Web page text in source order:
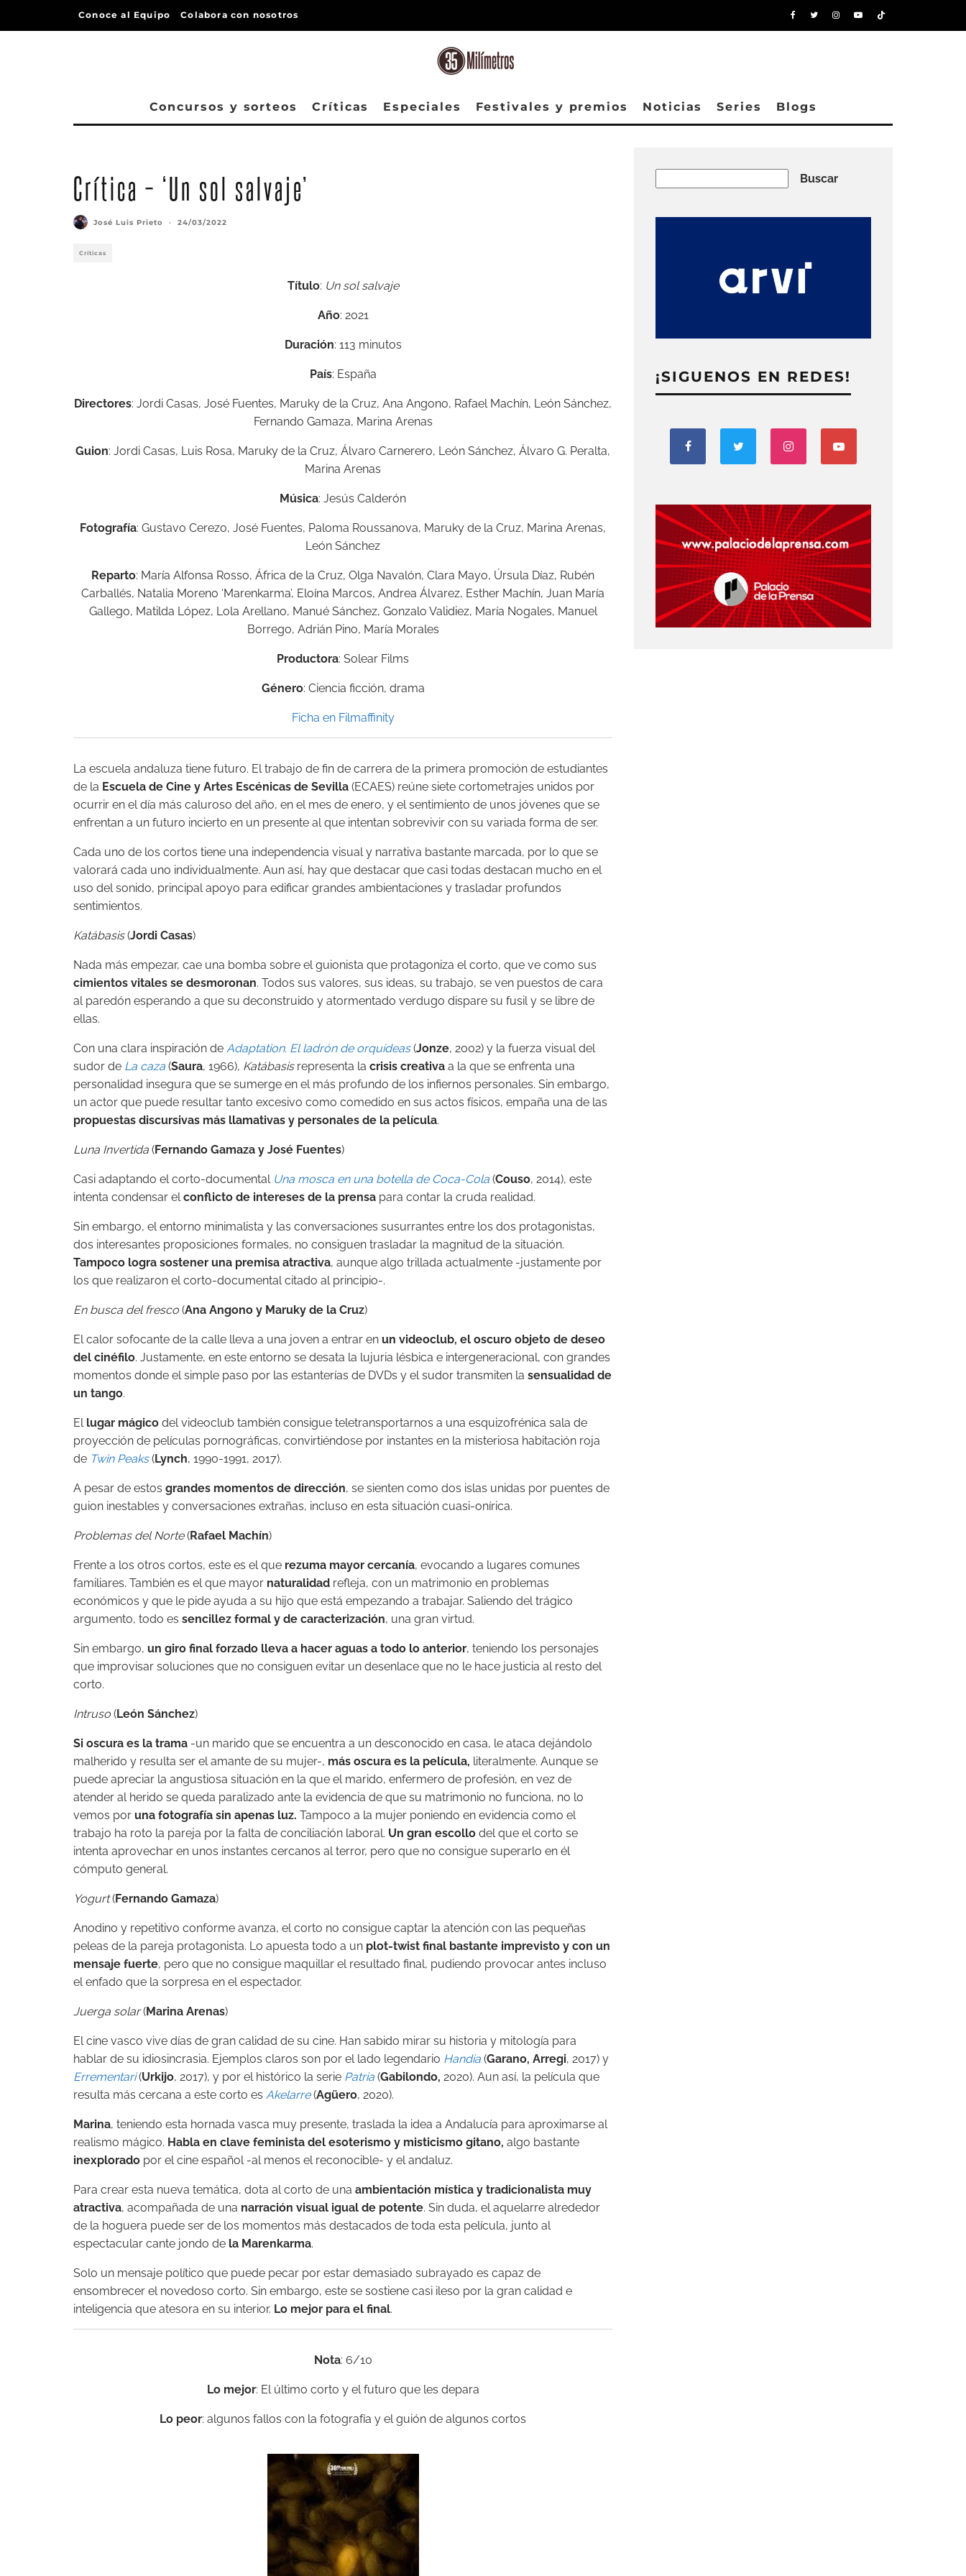
Conoce al Equipo Colabora con nosotros
Concursos y sorteos Críticas Especiales Festivales y premios Noticias Series Blogs
Crítica – ‘Un sol salvaje’
José Luis Prieto · 24/03/2022
Críticas
Título: Un sol salvaje
Año: 2021
Duración: 113 minutos
País: España
Directores: Jordi Casas, José Fuentes, Maruky de la Cruz, Ana Angono, Rafael Machín, León Sánchez,
Fernando Gamaza, Marina Arenas
Guion: Jordi Casas, Luis Rosa, Maruky de la Cruz, Álvaro Carnerero, León Sánchez, Álvaro G. Peralta,
Marina Arenas
Música: Jesús Calderón
Fotografía: Gustavo Cerezo, José Fuentes, Paloma Roussanova, Maruky de la Cruz, Marina Arenas,
León Sánchez
Reparto: María Alfonsa Rosso, África de la Cruz, Olga Navalón, Clara Mayo, Úrsula Díaz, Rubén
Carballés, Natalia Moreno ‘Marenkarma’, Eloína Marcos, Andrea Álvarez, Esther Machín, Juan María
Gallego, Matilda López, Lola Arellano, Manué Sánchez, Gonzalo Validiez, María Nogales, Manuel
Borrego, Adrián Pino, María Morales
Productora: Solear Films
Género: Ciencia ficción, drama
Ficha en Filmaffinity
La escuela andaluza tiene futuro. El trabajo de fin de carrera de la primera promoción de estudiantes
de la Escuela de Cine y Artes Escénicas de Sevilla (ECAES) reúne siete cortometrajes unidos por
ocurrir en el día más caluroso del año, en el mes de enero, y el sentimiento de unos jóvenes que se
enfrentan a un futuro incierto en un presente al que intentan sobrevivir con su variada forma de ser.
Cada uno de los cortos tiene una independencia visual y narrativa bastante marcada, por lo que se
valorará cada uno individualmente. Aun así, hay que destacar que casi todas destacan mucho en el
uso del sonido, principal apoyo para edificar grandes ambientaciones y trasladar profundos
sentimientos.
Katábasis(Jordi Casas)
Nada más empezar, cae una bomba sobre el guionista que protagoniza el corto, que ve como sus
cimientos vitales se desmoronan. Todos sus valores, sus ideas, su trabajo, se ven puestos de cara
al paredón esperando a que su deconstruido y atormentado verdugo dispare su fusil y se libre de
ellas.
Con una clara inspiración de Adaptation. El ladrón de orquídeas(Jonze, 2002) y la fuerza visual del
sudor de La caza (Saura, 1966), Katábasisrepresenta la crisis creativa a la que se enfrenta una
personalidad insegura que se sumerge en el más profundo de los infiernos personales. Sin embargo,
un actor que puede resultar tanto excesivo como comedido en sus actos físicos, empaña una de las
propuestas discursivas más llamativas y personales de la película.
Luna Invertida (Fernando Gamaza y José Fuentes)
Casi adaptando el corto-documental Una mosca en una botella de Coca-Cola (Couso, 2014), este
intenta condensar elconflicto de intereses de la prensa para contar la cruda realidad.
Sin embargo, el entorno minimalista y las conversaciones susurrantes entre los dos protagonistas,
dos interesantes proposiciones formales, no consiguen trasladar la magnitud de la situación.
Tampoco logra sostener una premisa atractiva, aunque algo trillada actualmente -justamente por
los que realizaron el corto-documental citado al principio-.
En busca del fresco (Ana Angono y Maruky de la Cruz)
El calor sofocante de la calle lleva a una joven a entrar en un videoclub, el oscuro objeto de deseo
del cinéfilo. Justamente, en este entorno se desata la lujuria lésbica e intergeneracional, con grandes
momentos donde el simple paso por las estanterías de DVDs y el sudor transmiten la sensualidad de
un tango.
Ellugar mágico del videoclub también consigue teletransportarnos a una esquizofrénica sala de
proyección de películas pornográficas, convirtiéndose por instantes en la misteriosa habitación roja
de Twin Peaks (Lynch, 1990-1991, 2017).
A pesar de estos grandes momentos de dirección, se sienten como dos islas unidas por puentes de
guion inestables y conversaciones extrañas, incluso en esta situación cuasi-onírica.
Problemas del Norte(Rafael Machín)
Frente a los otros cortos, este es el que rezuma mayor cercanía, evocando a lugares comunes
familiares. También es el que mayor naturalidad refleja, con un matrimonio en problemas
económicos y que le pide ayuda a su hijo que está empezando a trabajar. Saliendo del trágico
argumento, todo es sencillez formal y de caracterización, una gran virtud.
Sin embargo, un giro final forzado lleva a hacer aguas a todo lo anterior, teniendo los personajes
que improvisar soluciones que no consiguen evitar un desenlace que no le hace justicia al resto del
corto.
Intruso (León Sánchez)
Si oscura es la trama -un marido que se encuentra a un desconocido en casa, le ataca dejándolo
malherido y resulta ser el amante de su mujer-, más oscura es la película, literalmente. Aunque se
puede apreciar la angustiosa situación en la que el marido, enfermero de profesión, en vez de
atender al herido se queda paralizado ante la evidencia de que su matrimonio no funciona, no lo
vemos por una fotografía sin apenas luz. Tampoco a la mujer poniendo en evidencia como el
trabajo ha roto la pareja por la falta de conciliación laboral. Un gran escollo del que el corto se
intenta aprovechar en unos instantes cercanos al terror, pero que no consigue superarlo en él
cómputo general.
Yogurt(Fernando Gamaza)
Anodino y repetitivo conforme avanza, el corto no consigue captar la atención con las pequeñas
peleas de la pareja protagonista. Lo apuesta todo a un plot-twist final bastante imprevisto y con un
mensaje fuerte, pero que no consigue maquillar el resultado final, pudiendo provocar antes incluso
el enfado que la sorpresa en el espectador.
Juerga solar(Marina Arenas)
El cine vasco vive días de gran calidad de su cine. Han sabido mirar su historia y mitología para
hablar de su idiosincrasia. Ejemplos claros son por el lado legendario Handia (Garano, Arregi, 2017) y
Errementari (Urkijo, 2017), y por el histórico la serie Patria (Gabilondo, 2020). Aun así, la película que
resulta más cercana a este corto es Akelarre(Agüero, 2020).
Marina, teniendo esta hornada vasca muy presente, traslada la idea a Andalucía para aproximarse al
realismo mágico. Habla en clave feminista del esoterismo y misticismo gitano, algo bastante
inexplorado por el cine español -al menos el reconocible- y el andaluz.
Para crear esta nueva temática, dota al corto de una ambientación mística y tradicionalista muy
atractiva, acompañada de una narración visual igual de potente. Sin duda, el aquelarre alrededor
de la hoguera puede ser de los momentos más destacados de toda esta película, junto al
espectacular cante jondo de la Marenkarma.
Solo un mensaje político que puede pecar por estar demasiado subrayado es capaz de
ensombrecer el novedoso corto. Sin embargo, este se sostiene casi ileso por la gran calidad e
inteligencia que atesora en su interior. Lo mejor para el final.
Nota: 6/10
Lo mejor: El último corto y el futuro que les depara
Lo peor: algunos fallos con la fotografía y el guión de algunos cortos
Buscar
¡SIGUENOS EN REDES!